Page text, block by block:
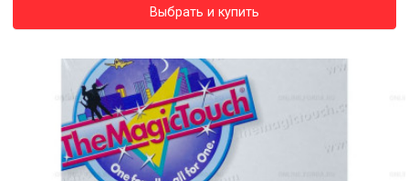
Выбрать и купить